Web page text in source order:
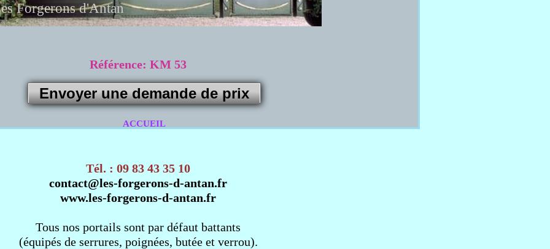
Référence: KM 53
Forgerons d'Antan
ACCUEIL
Envoyer une demande de prix
Tél. : 09 83 43 35 10
contact@les-forgerons-d-antan.fr
www.les-forgerons-d-antan.fr
Tous nos portails sont par défaut battants
(équipés de serrures, poignées, butée et verrou).